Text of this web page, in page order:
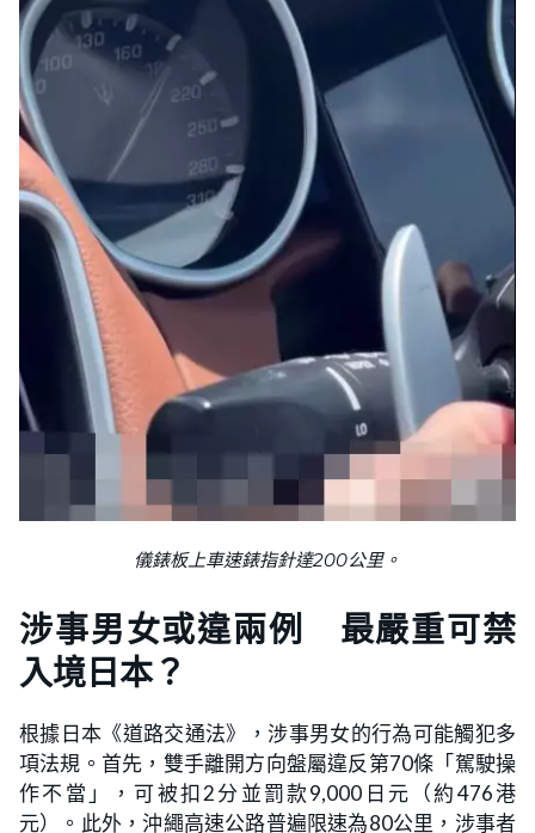
儀錶板上車速錶指針達200公里。
涉事男女或違兩例 最嚴重可禁
入境日本？
根據日本《道路交通法》，涉事男女的行為可能觸犯多
項法規。首先，雙手離開方向盤屬違反第70條「駕駛操
作不當」，可被扣2分並罰款9,000日元（約476港
元）。此外，沖繩高速公路普遍限速為80公里，涉事者